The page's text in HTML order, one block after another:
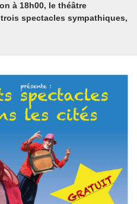
à 18h00, le théâtre
trois spectacles sympathiques,